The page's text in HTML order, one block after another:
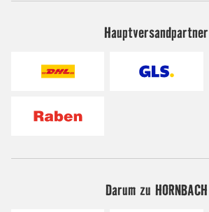
Hauptversandpartner
Darum zu HORNBACH